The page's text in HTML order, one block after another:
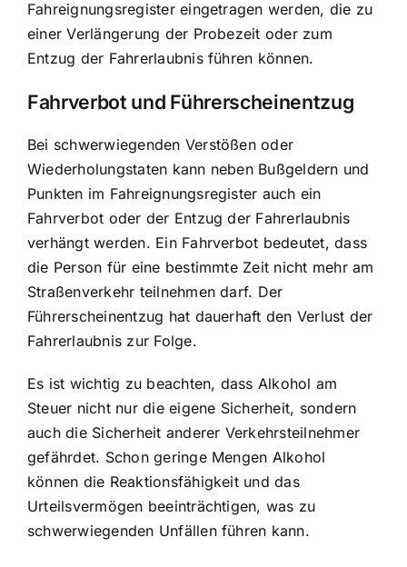
Fahreignungsregister eingetragen werden, die zu
einer Verlängerung der Probezeit oder zum
Entzug der Fahrerlaubnis führen können.
Fahrverbot und Führerscheinentzug
Bei schwerwiegenden Verstößen oder
Wiederholungstaten kann neben Bußgeldern und
Punkten im Fahreignungsregister auch ein
Fahrverbot oder der Entzug der Fahrerlaubnis
verhängt werden. Ein Fahrverbot bedeutet, dass
die Person für eine bestimmte Zeit nicht mehr am
Straßenverkehr teilnehmen darf. Der
Führerscheinentzug hat dauerhaft den Verlust der
Fahrerlaubnis zur Folge.
Es ist wichtig zu beachten, dass Alkohol am
Steuer nicht nur die eigene Sicherheit, sondern
auch die Sicherheit anderer Verkehrsteilnehmer
gefährdet. Schon geringe Mengen Alkohol
können die Reaktionsfähigkeit und das
Urteilsvermögen beeinträchtigen, was zu
schwerwiegenden Unfällen führen kann.